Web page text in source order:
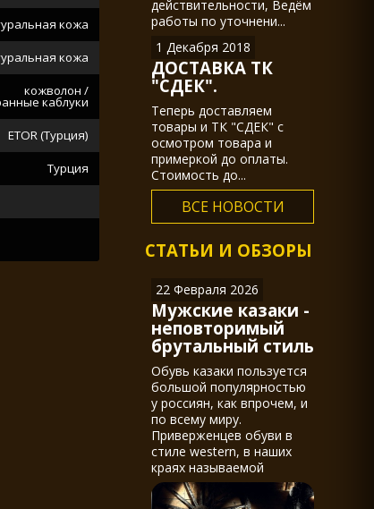
кожа
кожа
кожволон /
каблуки
ETOR (Турция)
Турция
действительности, Ведём
работы по уточнени...
1 Декабря 2018
ДОСТАВКА ТК
"СДЕК".
Теперь доставляем
товары и ТК "СДЕК" с
осмотром товара и
примеркой до оплаты.
Стоимость до...
ВСЕ НОВОСТИ
СТАТЬИ И ОБЗОРЫ
22 Февраля 2026
Мужские казаки -
неповторимый
брутальный стиль
Обувь казаки пользуется
большой популярностью
у россиян, как впрочем, и
по всему миру.
Приверженцев обуви в
стиле western, в наших
краях называемой
казаками, действительно
не мало.